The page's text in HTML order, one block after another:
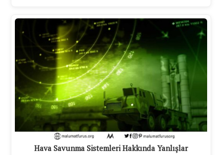
Hava Savunma Sistemleri Hakkında Yanlışlar